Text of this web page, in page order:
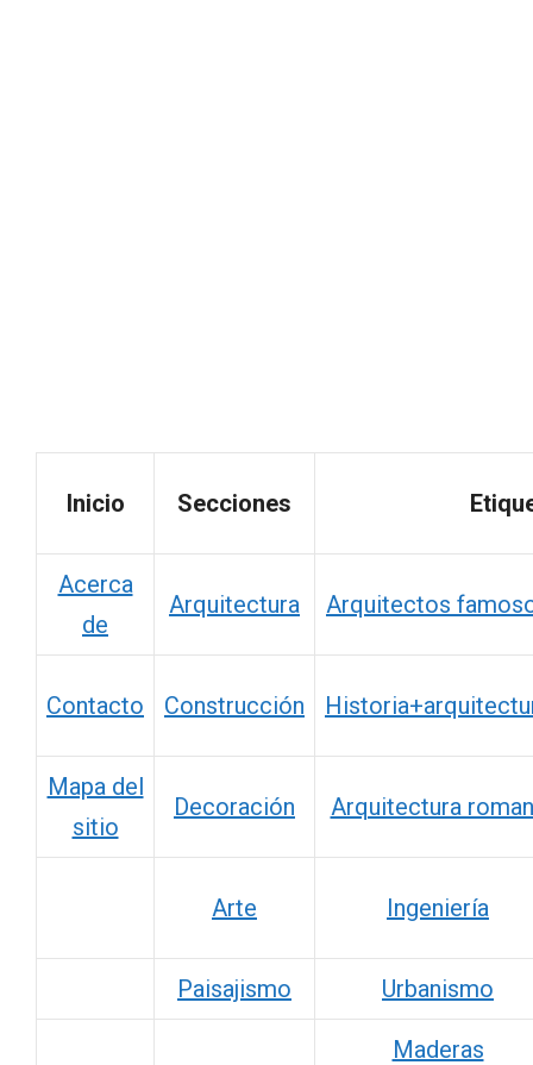
Inicio Secciones
Acerca
de
Arquitectura Arquitectos
Contacto Construcción
Mapa del
sitio
Decoración Arquitectura
Arte Ingeniería
Paisajismo Urbanismo
Maderas